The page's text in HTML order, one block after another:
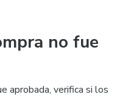
no fue
aprobada, verifica si los